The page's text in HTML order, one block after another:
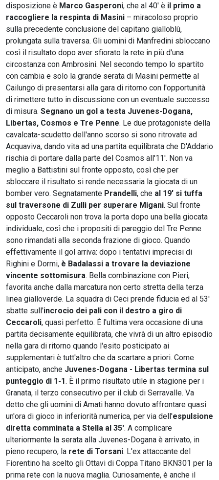
disposizione è Marco Gasperoni, che al 40' è il primo a
raccogliere la respinta di Masini – miracoloso proprio
sulla precedente conclusione del capitano gialloblù,
prolungata sulla traversa. Gli uomini di Manfredini sbloccano
così il risultato dopo aver sfiorato la rete in più d'una
circostanza con Ambrosini. Nel secondo tempo lo spartito
con cambia e solo la grande serata di Masini permette al
Cailungo di presentarsi alla gara di ritorno con l'opportunità
di rimettere tutto in discussione con un eventuale successo
di misura. Segnano un gol a testa Juvenes-Dogana,
Libertas, Cosmos e Tre Penne. Le due protagoniste della
cavalcata-scudetto dell'anno scorso si sono ritrovate ad
Acquaviva, dando vita ad una partita equilibrata che D'Addario
rischia di portare dalla parte del Cosmos all'11'. Non va
meglio a Battistini sul fronte opposto, così che per
sbloccare il risultato si rende necessaria la giocata di un
bomber vero. Segnatamente Prandelli, che al 19' si tuffa
sul traversone di Zulli per superare Migani. Sul fronte
opposto Ceccaroli non trova la porta dopo una bella giocata
individuale, così che i propositi di pareggio del Tre Penne
sono rimandati alla seconda frazione di gioco. Quando
effettivamente il gol arriva: dopo i tentativi imprecisi di
Righini e Dormi, è Badalassi a trovare la deviazione
vincente sottomisura. Bella combinazione con Pieri,
favorita anche dalla marcatura non certo stretta della terza
linea gialloverde. La squadra di Ceci prende fiducia ed al 53'
sbatte sull'incrocio dei pali con il destro a giro di
Ceccaroli, quasi perfetto. È l'ultima vera occasione di una
partita decisamente equilibrata, che vivrà di un altro episodio
nella gara di ritorno quando l'esito posticipato ai
supplementari è tutt'altro che da scartare a priori. Come
anticipato, anche Juvenes-Dogana - Libertas termina sul
punteggio di 1-1. È il primo risultato utile in stagione per i
Granata, il terzo consecutivo per il club di Serravalle. Va
detto che gli uomini di Amati hanno dovuto affrontare quasi
un'ora di gioco in inferiorità numerica, per via dell'espulsione
diretta comminata a Stella al 35'. A complicare
ulteriormente la serata alla Juvenes-Dogana è arrivato, in
pieno recupero, la rete di Torsani. L'ex attaccante del
Fiorentino ha scelto gli Ottavi di Coppa Titano BKN301 per la
prima rete con la nuova maglia. Curiosamente, è anche il